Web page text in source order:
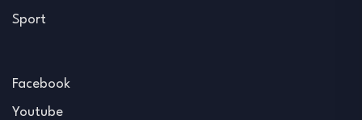
Sport
Facebook
Youtube